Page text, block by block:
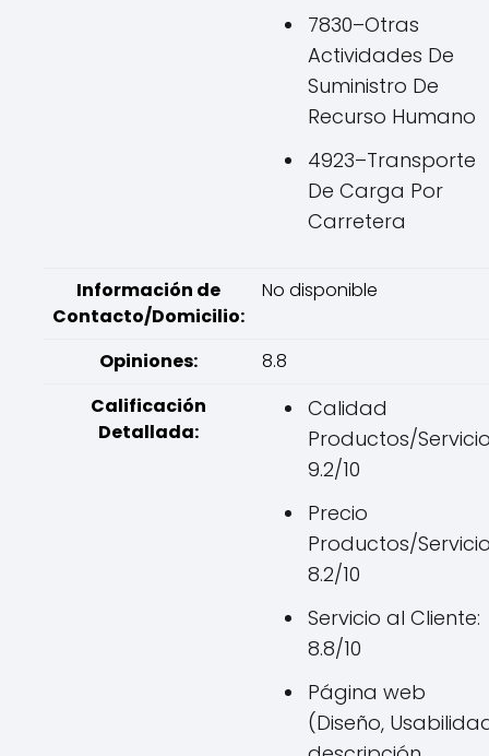
7830–Otras
Actividades De
Suministro De
Recurso Humano
4923–Transporte
De Carga Por
Carretera
Información de
Contacto/Domicilio:
No disponible
Opiniones:
8.8
Calificación
Detallada:
Calidad
Productos/
9.2/10
Precio
Productos/
8.2/10
Servicio al Cliente:
8.8/10
Página web
(Diseño,